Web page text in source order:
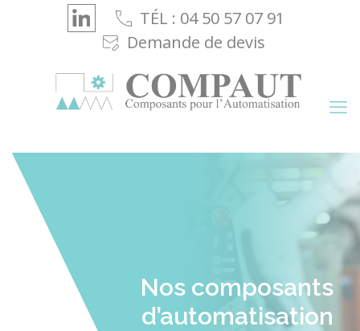
TÉL : 04 50 57 07 91
Demande de devis
Nos composants
d’automatisation
Cookies management panel